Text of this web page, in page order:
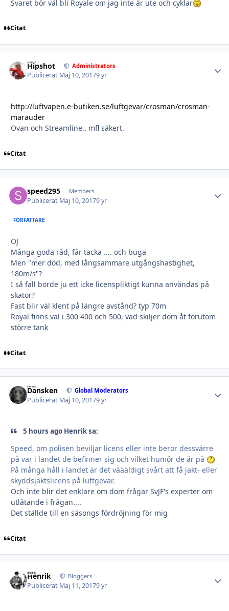
Svaret bör väl bli Royale om jag inte är ute och cyklar
Citat
Hipshot Administrators
Publicerat Maj 10, 20179 yr
http://luftvapen.e-butiken.se/luftgevar/crosman/crosman-
marauder
Ovan och Streamline.. mfl säkert.
Citat
speed295 Members
Publicerat Maj 10, 20179 yr
FÖRFATTARE
OJ
Många goda råd, får tacka .... och buga
Men "mer död, med långsammare utgångshastighet,
180m/s"?
I så fall borde ju ett icke licenspliktigt kunna användas på
skator?
Fast blir väl klent på längre avstånd? typ 70m
Royal finns väl i 300 400 och 500, vad skiljer dom åt förutom
större tank
Citat
Dansken Global Moderators
Publicerat Maj 10, 20179 yr
5 hours ago Henrik sa:
Speed, om polisen beviljar licens eller inte beror dessvärre
på var i landet de befinner sig och vilket humör de är på
På många håll i landet är det väääldigt svårt att få jakt- eller
skyddsjaktslicens på luftgevär.
Och inte blir det enklare om dom frågar SvJF's experter om
utlåtande i frågan....
Det ställde till en säsongs fördröjning för mig
Citat
Henrik Bloggers
Publicerat Maj 11, 20179 yr